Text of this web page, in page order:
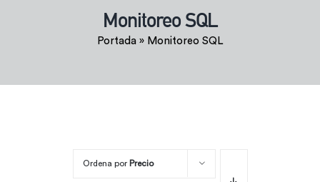
Monitoreo SQL
Portada» Monitoreo SQL
Ordena por Precio